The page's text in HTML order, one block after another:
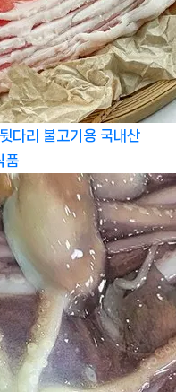
다리 불고기용 국내산
품